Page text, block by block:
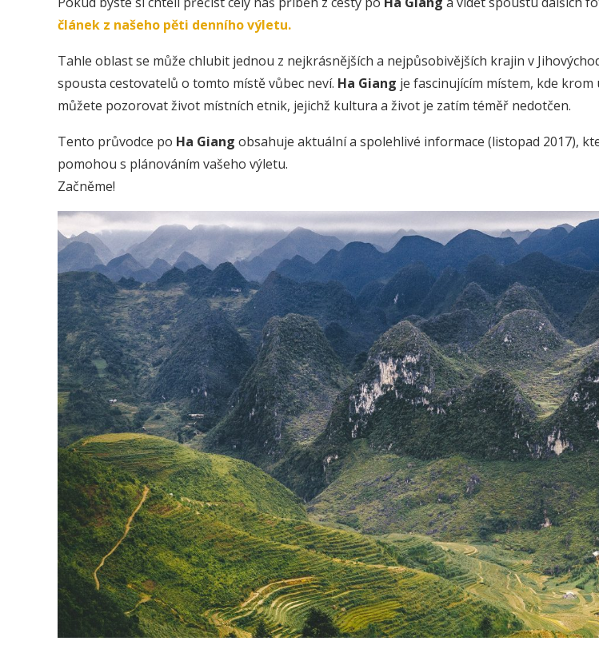
článek z našeho pěti denního výletu.
Tahle oblast se může chlubit jednou z nejkrásnějších a nejpůsobivějších krajin v
spousta cestovatelů o tomto místě vůbec neví. Ha Giang je fascinujícím místem, kde
můžete pozorovat život místních etnik, jejichž kultura a život je zatím téměř nedotčen.
Tento průvodce po Ha Giang obsahuje aktuální a spolehlivé informace (listopad 2017),
pomohou s plánováním vašeho výletu.
Začněme!